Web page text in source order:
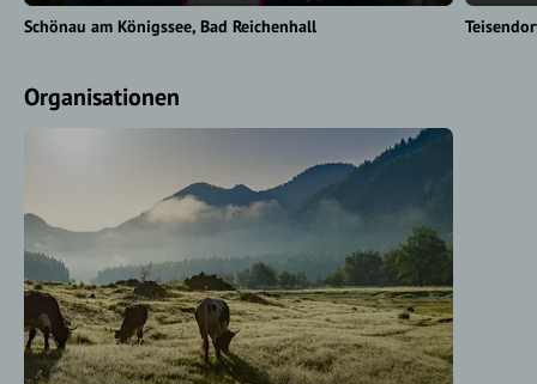
Schönau am Königssee Bad Reichenhall
Organisationen